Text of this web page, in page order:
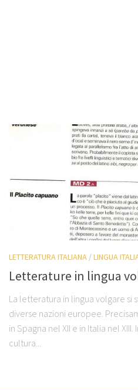
LETTERATURA ITALIANA /LINGUA
Letterature in lingua
La letteratura in lingua volgare si
diverse nazioni europee.
in Spagna nel XII e in Italia nel
cultura...